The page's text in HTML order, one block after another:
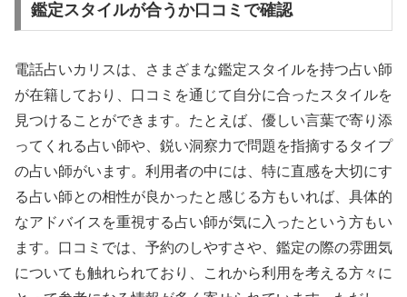
鑑定スタイルが合うか口コミで確認
電話占いカリスは、さまざまな鑑定スタイルを持つ占い師
が在籍しており、口コミを通じて自分に合ったスタイルを
見つけることができます。たとえば、優しい言葉で寄り添
ってくれる占い師や、鋭い洞察力で問題を指摘するタイプ
の占い師がいます。利用者の中には、特に直感を大切にす
る占い師との相性が良かったと感じる方もいれば、具体的
なアドバイスを重視する占い師が気に入ったという方もい
ます。口コミでは、予約のしやすさや、鑑定の際の雰囲気
についても触れられており、これから利用を考える方々に